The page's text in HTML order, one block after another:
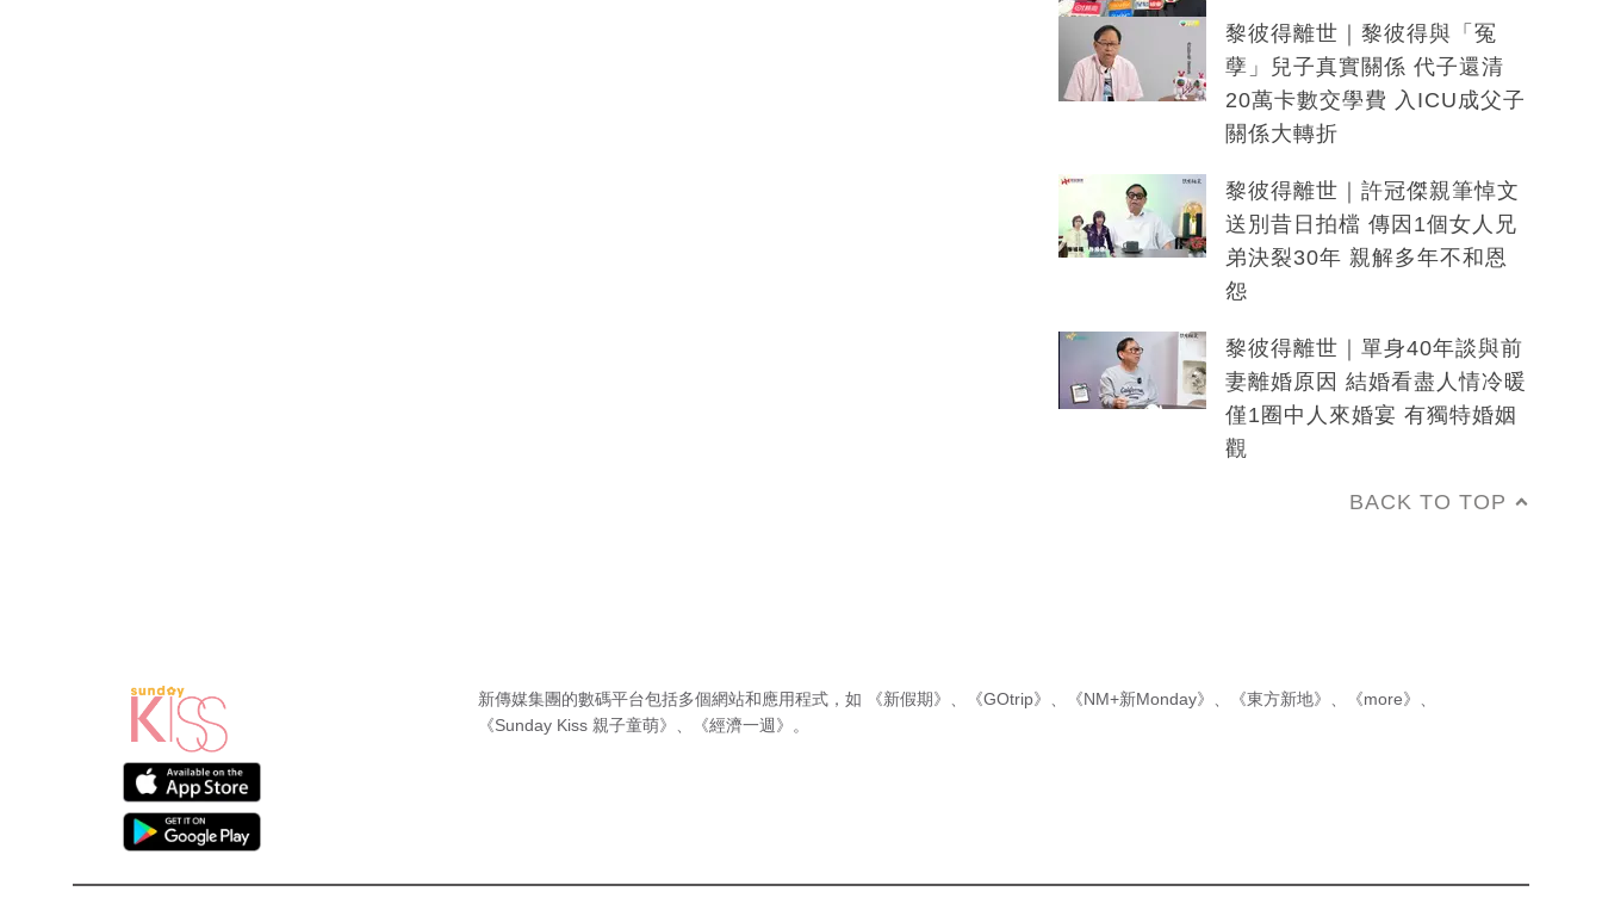
黎彼得離世｜黎彼得與「冤
孽」兒子真實關係 代子還清
20萬卡數交學費 入ICU成父子
關係大轉折
黎彼得離世｜許冠傑親筆悼文
送別昔日拍檔 傳因1個女人兄
弟決裂30年 親解多年不和恩
怨
黎彼得離世｜單身40年談與前
妻離婚原因 結婚看盡人情冷暖
僅1圈中人來婚宴 有獨特婚姻
觀
BACK TO TOP
新傳媒集團的數碼平台包括多個網站和應用程式，如 《新假期》 《GOtrip》 《NM+新Monday》 《東方新地》 《more》
《Sunday Kiss 親子童萌》
《經濟一週》 。